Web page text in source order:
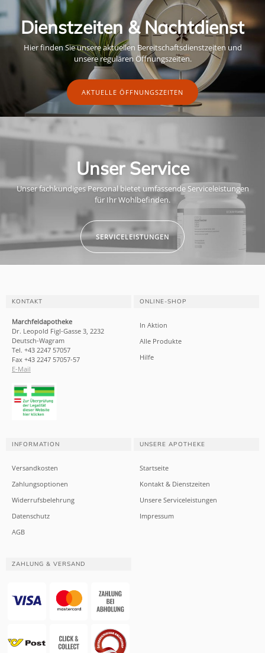
Dienstzeiten & Nachtdienst
Hier finden Sie unsere aktuellen Bereitschaftsdienstzeiten und
unsere regulären Öffnungszeiten.
AKTUELLE ÖFFNUNGSZEITEN
Unser Service
Unser fachkundiges Personal bietet umfassende Serviceleistungen
für Ihr Wohlbefinden.
SERVICELEISTUNGEN
KONTAKT
Marchfeldapotheke
Dr. Leopold Figl-Gasse 3, 2232
Deutsch-Wagram
Tel. +43 2247 57057
Fax +43 2247 57057-57
E-Mail
ONLINE-SHOP
In Aktion
Alle Produkte
Hilfe
INFORMATION
Versandkosten
Zahlungsoptionen
Widerrufsbelehrung
Datenschutz
AGB
UNSERE APOTHEKE
Startseite
Kontakt & Dienstzeiten
Unsere Serviceleistungen
Impressum
ZAHLUNG & VERSAND